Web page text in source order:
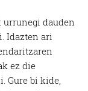
dauden
Idazten ari
ez die
Gure bi kide,